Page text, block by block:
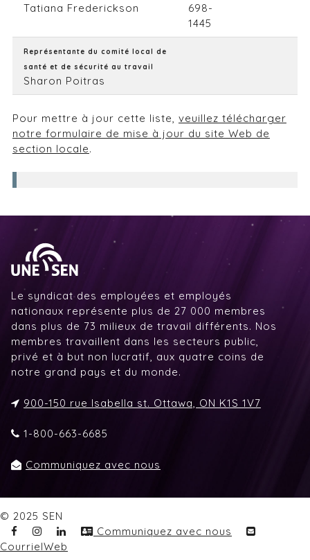
Tatiana Frederickson
698-
1445
Représentante du comité local de
santé et de sécurité au travail
Sharon Poitras
Pour mettre à jour cette liste, veuillez télécharger
notre formulaire de mise à jour du site Web de
section locale.
Le syndicat des employées et employés
nationaux représente plus de 27 000 membres
dans plus de 73 milieux de travail différents. Nos
membres travaillent dans les secteurs public,
privé et à but non lucratif, aux quatre coins de
notre grand pays et du monde.
900-150 rue Isabella st. Ottawa, ON K1S 1V7
1-800-663-6685
Communiquez avec nous
© 2025 SEN
Communiquez avec nous
CourrielWeb